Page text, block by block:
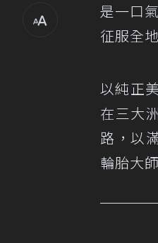
是一口
征服全
以純正
在三大
路，以
輪胎大